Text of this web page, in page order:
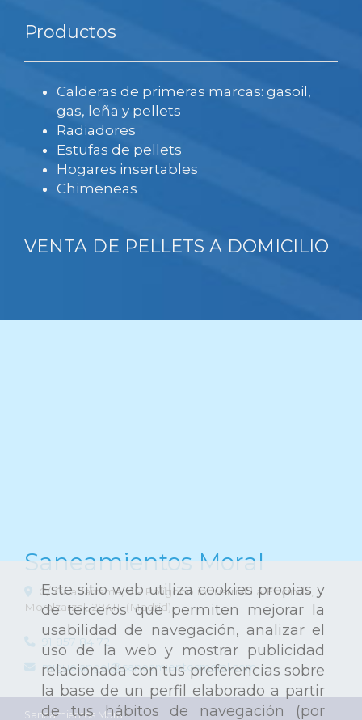
Este sitio web utiliza cookies propias y
de terceros que permiten mejorar la
usabilidad de navegación, analizar el
uso de la web y mostrar publicidad
relacionada con tus preferencias sobre
la base de un perfil elaborado a partir
de tus hábitos de navegación (por
Productos
Calderas de primeras marcas: gasoil,
gas, leña y pellets
Radiadores
Estufas de pellets
Hogares insertables
Chimeneas
VENTA DE PELLETS A DOMICILIO
Saneamientos Moral
C/ Guadarrama, 4 - Polígono industrial La Encinilla,
Moralzarzal,28411,(Madrid)
91 857 84 72
miguelangel
saneamientosmoral.com
Saneamientos Moral